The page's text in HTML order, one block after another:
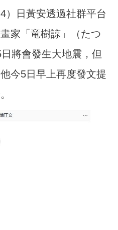
）日黃安透過社群平台
家「竜樹諒」（たつ
將會發生大地震，但
今5日早上再度發文提